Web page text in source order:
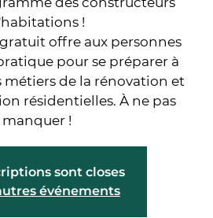
!
offre aux personnes
pour se préparer à
métiers de la rénovation et
résidentielles. À ne pas
manquer !
sont closes
événements